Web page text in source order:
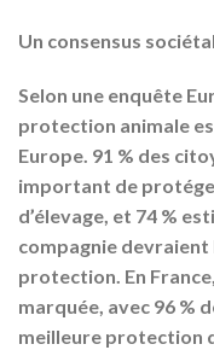
Un consensus
Selon une enquête
protection animale
Europe. 91 % des
important de
d’élevage, et 74 %
compagnie devraient
protection. En
marquée, avec 96 %
meilleure protection